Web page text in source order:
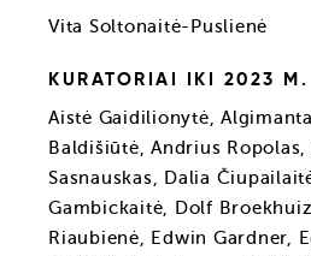
Vita Soltonaitė-Puslienė
KURATORIAI IKI 2023 M.
Aistė Gaidilionytė,
Baldišiūtė, Andrius Ropolas,
Sasnauskas, Dalia
Gambickaitė, Dolf
Riaubienė, Edwin Gardner,